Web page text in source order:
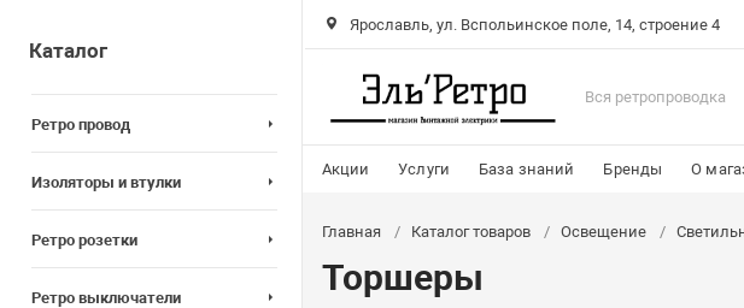
Ярославль, ул. Вспольинское поле, 14, строение 4
Вся ретропроводка
Акции Услуги База знаний Бренды О
Каталог
Ретро провод
Изоляторы и втулки
Ретро розетки
Ретро выключатели
Главная Каталог товаров Освещение
Торшеры